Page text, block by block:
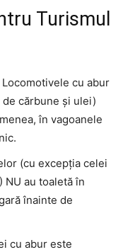
Turismul
cu abur
cărbune și ulei)
în vagoanele
(cu excepția celei
NU au toaletă în
înainte de
cu abur este